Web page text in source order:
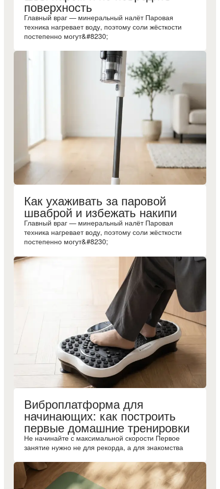
поверхность
Главный враг — минеральный налёт Паровая
техника нагревает воду, поэтому соли жёсткости
постепенно могут&#8230;
Как ухаживать за паровой
шваброй и избежать накипи
Главный враг — минеральный налёт Паровая
техника нагревает воду, поэтому соли жёсткости
постепенно могут&#8230;
Виброплатформа для
начинающих: как построить
первые домашние тренировки
Не начинайте с максимальной скорости Первое
занятие нужно не для рекорда, а для знакомства